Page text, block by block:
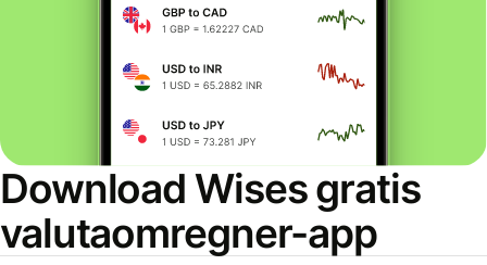
Download Wises gratis
valutaomregner-app